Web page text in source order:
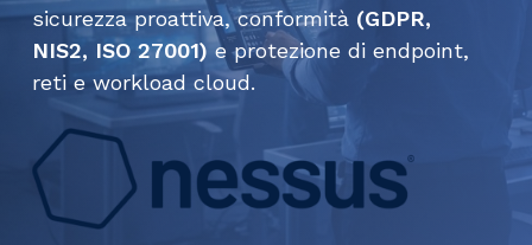
sicurezza proattiva, conformità (GDPR,
NIS2, ISO 27001)e protezione di endpoint,
reti e workload cloud.